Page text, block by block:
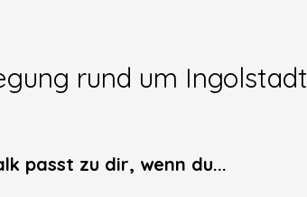
rund um Ingolstadt
passt zu dir, wenn du...